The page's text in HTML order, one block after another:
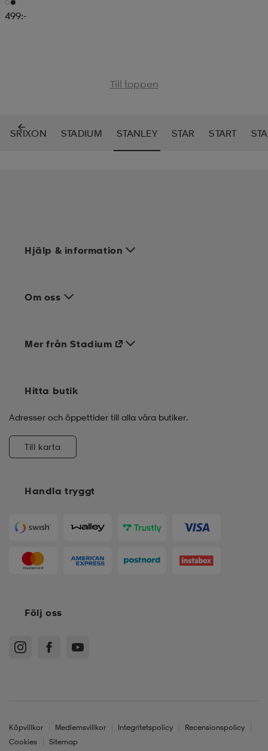
499:-
Till toppen
SRIXON STADIUM STANLEY STAR START
Hjälp & information
Om oss
Handla tryggt
Mer från Stadium
Hitta butik
Adresser och öppettider till alla våra butiker.
Till karta
Följ oss
Köpvillkor Medlemsvillkor Integritetspolicy
Recensionspolicy
Cookies
Sitemap